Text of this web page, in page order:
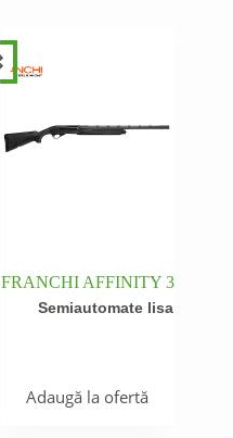
FRANCHI AFFINITY 3
Semiautomate lisa
Adaugă la ofertă